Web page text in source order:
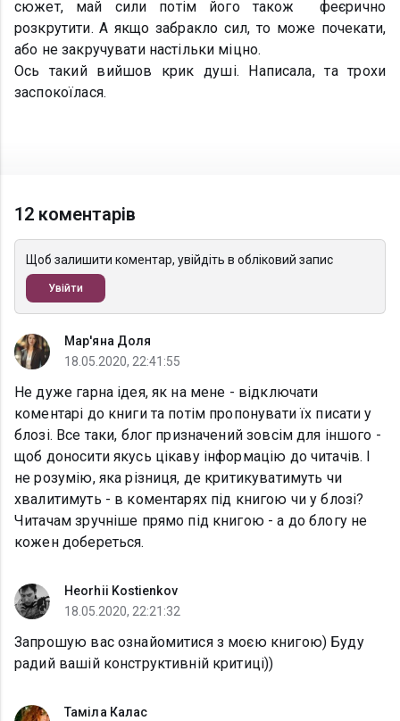
сюжет, май сили потім його також феєрично
розкрутити. А якщо забракло сил, то може почекати,
або не закручувати настільки міцно.
Ось такий вийшов крик душі. Написала, та трохи
заспокоїлася.
12 коментарів
Щоб залишити коментар, увійдіть в обліковий запис
Увійти
Мар'яна Доля
18.05.2020, 22:41:55
Не дуже гарна ідея, як на мене - відключати
коментарі до книги та потім пропонувати їх писати у
блозі. Все таки, блог призначений зовсім для іншого -
щоб доносити якусь цікаву інформацію до читачів. І
не розумію, яка різниця, де критикуватимуть чи
хвалитимуть - в коментарях під книгою чи у блозі?
Читачам зручніше прямо під книгою - а до блогу не
кожен добереться.
Heorhii Kostienkov
18.05.2020, 22:21:32
Запрошую вас ознайомитися з моєю книгою) Буду
радий вашій конструктивній критиці))
Таміла Калас